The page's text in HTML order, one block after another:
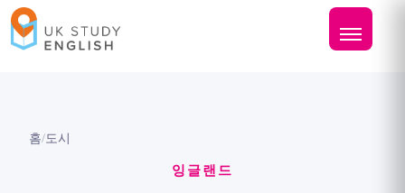
홈/도시
잉글랜드